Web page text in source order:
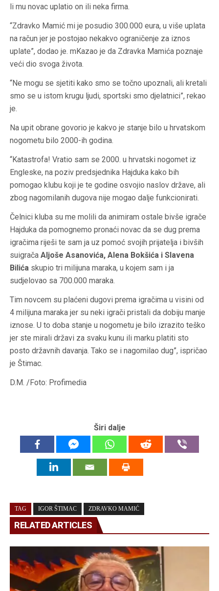
li mu novac uplatio on ili neka firma.
“Zdravko Mamić mi je posudio 300.000 eura, u više uplata
na račun jer je postojao nekakvo ograničenje za iznos
uplate”, dodao je. mKazao je da Zdravka Mamića poznaje
veći dio svoga života.
“Ne mogu se sjetiti kako smo se točno upoznali, ali kretali
smo se u istom krugu ljudi, sportski smo djelatnici”, rekao
je.
Na upit obrane govorio je kakvo je stanje bilo u hrvatskom
nogometu bilo 2000-ih godina.
“Katastrofa! Vratio sam se 2000. u hrvatski nogomet iz
Engleske, na poziv predsjednika Hajduka kako bih
pomogao klubu koji je te godine osvojio naslov države, ali
zbog nagomilanih dugova nije mogao dalje funkcionirati.
Čelnici kluba su me molili da animiram ostale bivše igrače
Hajduka da pomognemo pronaći novac da se dug prema
igračima riješi te sam ja uz pomoć svojih prijatelja i bivših
suigrača Aljoše Asanovića, Alena Bokšića i Slavena
Bilića skupio tri milijuna maraka, u kojem sam i ja
sudjelovao sa 700.000 maraka.
Tim novcem su plaćeni dugovi prema igračima u visini od
4 milijuna maraka jer su neki igrači pristali da dobiju manje
iznose. U to doba stanje u nogometu je bilo izrazito teško
jer ste mirali državi za svaku kunu ili marku platiti sto
posto državnih davanja. Tako se i nagomilao dug”, ispričao
je Štimac.
D.M. /Foto: Profimedia
Širi dalje
TAG IGOR ŠTIMAC ZDRAVKO MAMIĆ
RELATED ARTICLES